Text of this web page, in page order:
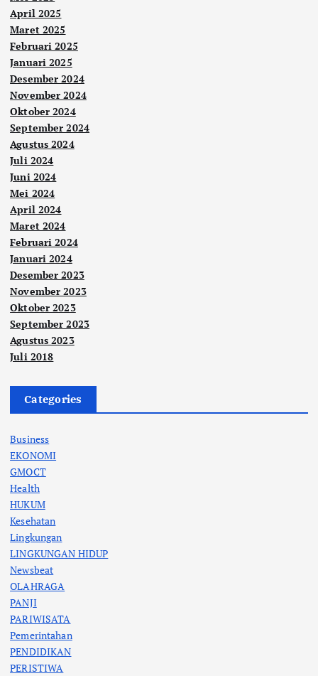
April 2025
Maret 2025
Februari 2025
Januari 2025
Desember 2024
November 2024
Oktober 2024
September 2024
Agustus 2024
Juli 2024
Juni 2024
Mei 2024
April 2024
Maret 2024
Februari 2024
Januari 2024
Desember 2023
November 2023
Oktober 2023
September 2023
Agustus 2023
Juli 2018
Categories
Business
EKONOMI
GMOCT
Health
HUKUM
Kesehatan
Lingkungan
LINGKUNGAN HIDUP
Newsbeat
OLAHRAGA
PANJI
PARIWISATA
Pemerintahan
PENDIDIKAN
PERISTIWA